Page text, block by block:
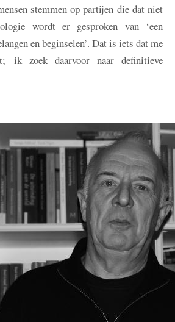
stemmen op partijen die dat niet
wordt er gesproken van ‘een
en beginselen’. Dat is iets dat me
ik zoek daarvoor naar definitieve